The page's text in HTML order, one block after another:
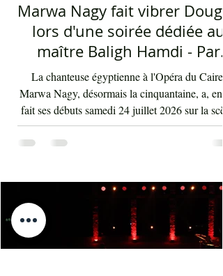
Marwa Nagy fait vibrer
lors d'une soirée dédiée au
maître Baligh Hamdi - Par
Sofien Manaï
La chanteuse égyptienne à l'Opéra du Caire,
Marwa Nagy, désormais la cinquantaine, a,
fait ses débuts samedi 24 juillet 2026 sur la
du Théâtre romain de Dougga, offrant un
hommage au très grand compositeur arabe
Accompagnée d'un orchestre dirigé par le
maestro, spécialisé maintenant depuis au
ans dans les concerts tarab, Mohamed
qui accompagne le